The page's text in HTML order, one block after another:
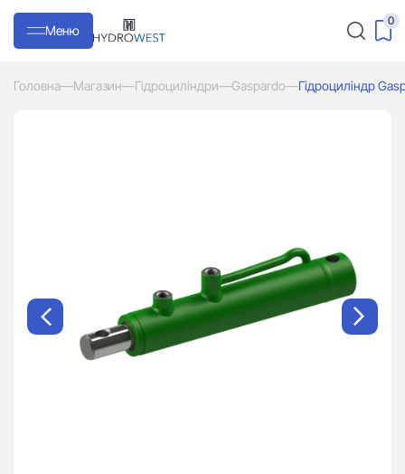
Меню
0
Головна—Магазин—Гідроциліндри—Gaspardo—Гідроциліндр